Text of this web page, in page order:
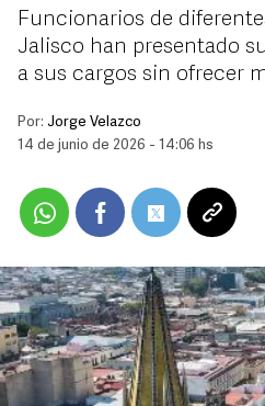
Funcionarios de
Jalisco han presentado
a sus cargos sin ofrecer
Por: Jorge Velazco
14 de junio de 2026 - 14:06 hs